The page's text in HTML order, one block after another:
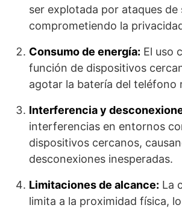
ser explotada por ataques de
comprometiendo la
Consumo de energía: El uso
función de dispositivos
agotar la batería del teléfono
Interferencia y
interferencias en entornos
dispositivos cercanos,
desconexiones inesperadas.
Limitaciones de alcance: La
limita a la proximidad física,